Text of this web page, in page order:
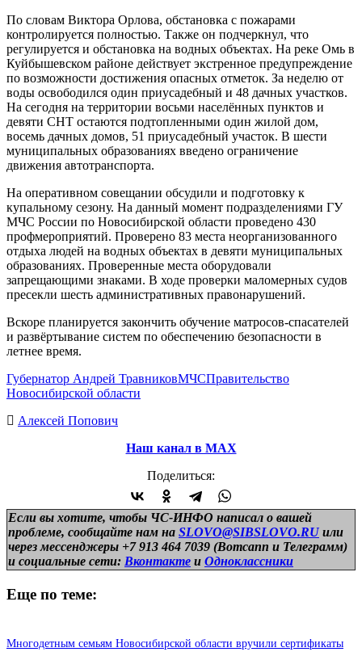
По словам Виктора Орлова, обстановка с пожарами
контролируется полностью. Также он подчеркнул, что
регулируется и обстановка на водных объектах. На реке Омь в
Куйбышевском районе действует экстренное предупреждение
по возможности достижения опасных отметок. За неделю от
воды освободился один приусадебный и 48 дачных участков.
На сегодня на территории восьми населённых пунктов и
девяти СНТ остаются подтопленными один жилой дом,
восемь дачных домов, 51 приусадебный участок. В шести
муниципальных образованиях введено ограничение
движения автотранспорта.
На оперативном совещании обсудили и подготовку к
купальному сезону. На данный момент подразделениями ГУ
МЧС России по Новосибирской области проведено 430
профмероприятий. Проверено 83 места неорганизованного
отдыха людей на водных объектах в девяти муниципальных
образованиях. Проверенные места оборудовали
запрещающими знаками. В ходе проверки маломерных судов
пресекли шесть административных правонарушений.
Вскоре планируется закончить обучение матросов-спасателей
и развёртывание систем по обеспечению безопасности в
летнее время.
Губернатор Андрей ТравниковМЧСПравительство
Новосибирской области
Алексей Попович
Наш канал в МАХ
Поделиться:
Если вы хотите, чтобы ЧС-ИНФО написал о вашей
проблеме, сообщайте нам на SLOVO@SIBSLOVO.RU или
через мессенджеры +7 913 464 7039 (Вотсапп и Телеграмм)
и социальные сети: Вконтакте и Одноклассники
Еще по теме:
Многодетным семьям Новосибирской области вручили сертификаты